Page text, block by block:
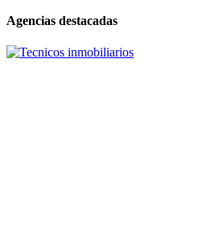
Agencias destacadas